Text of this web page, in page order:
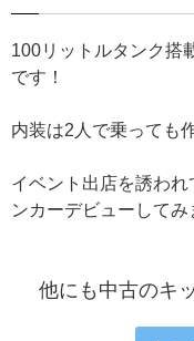
100リットルタンク搭
です！
内装は2人で乗っても
イベント出店を誘わ
ンカーデビューしてみ
他にも中古のキ